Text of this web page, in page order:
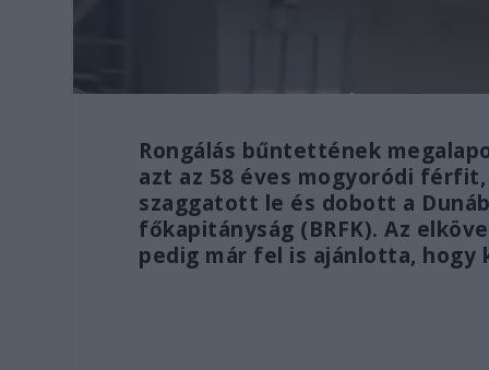
Rongálás bűntettének
azt az 58 éves mogyoródi
szaggatott le és dobott a
főkapitányság (BRFK). Az
pedig már fel is ajánlotta,